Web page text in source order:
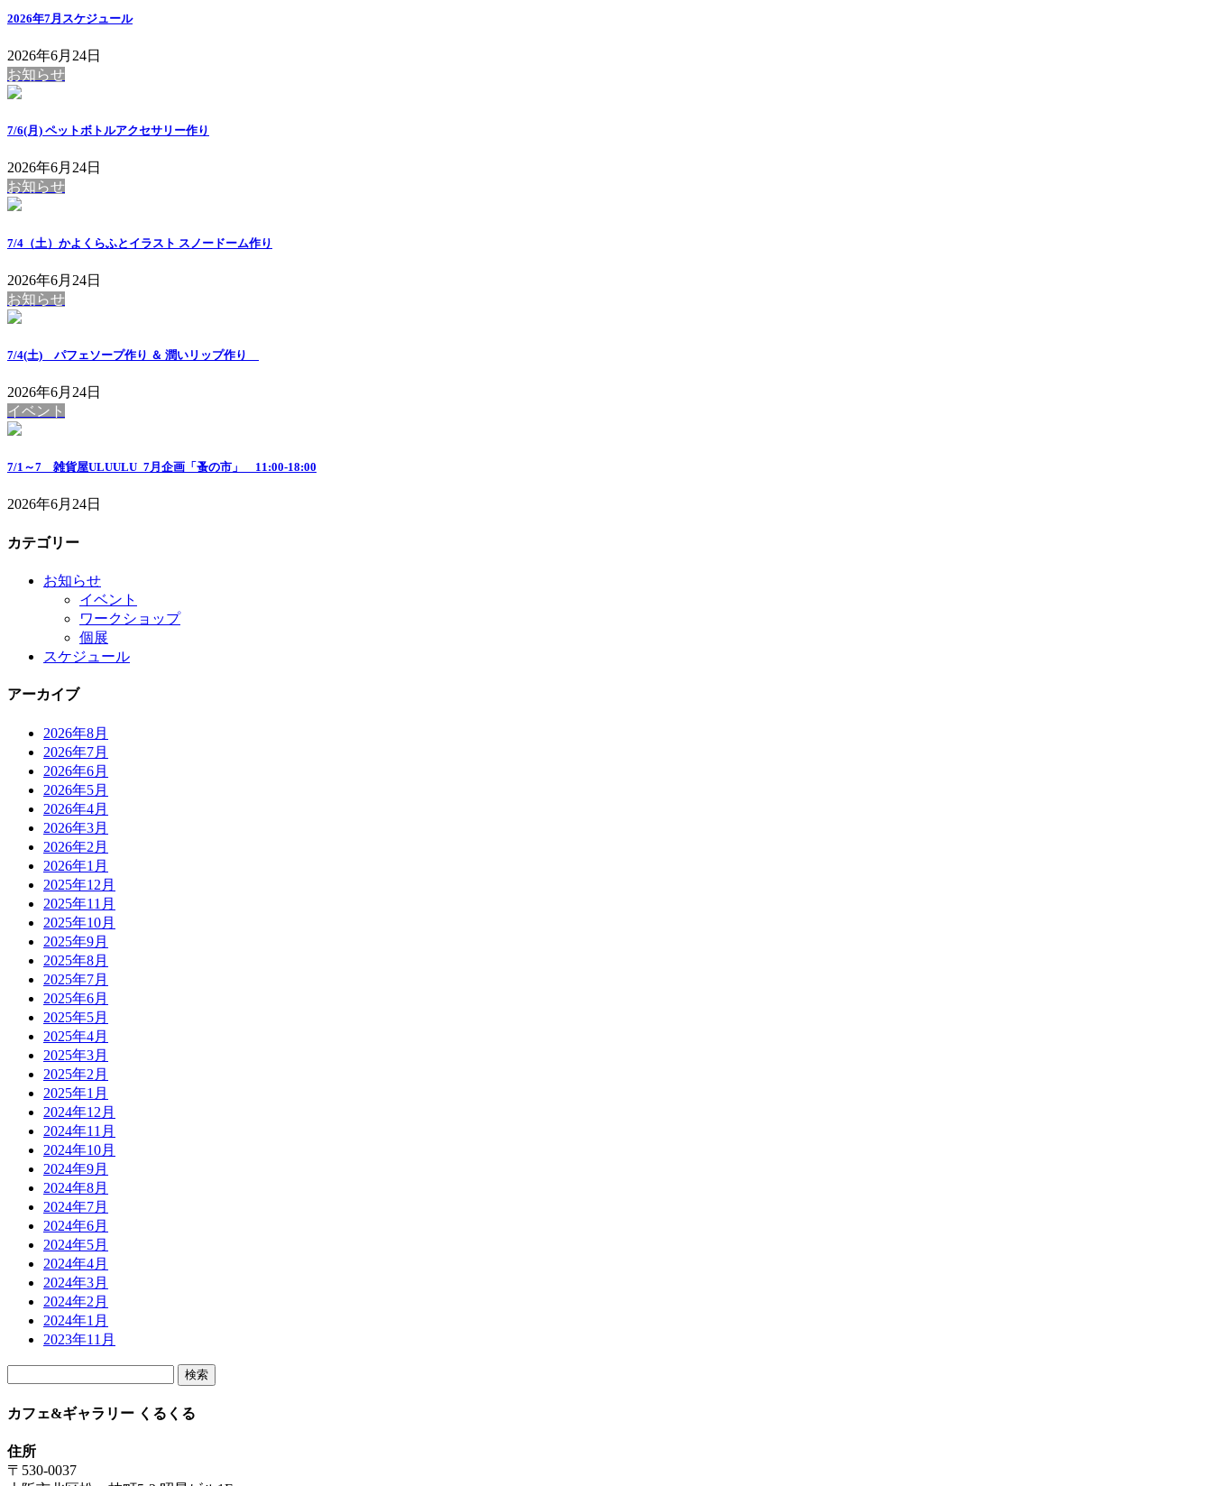
2026年7月スケジュール
2026年6月24日
お知らせ
7/6(月) ペットボトルアクセサリー作り
2026年6月24日
お知らせ
7/4（土）かよくらふとイラスト スノードーム作り
2026年6月24日
お知らせ
7/4(土) パフェソープ作り ＆ 潤いリップ作り
2026年6月24日
イベント
7/1～7 雑貨屋ULUULU_7月企画「蚤の市」 11:00-18:00
2026年6月24日
カテゴリー
お知らせ
イベント
ワークショップ
個展
スケジュール
アーカイブ
2026年8月
2026年7月
2026年6月
2026年5月
2026年4月
2026年3月
2026年2月
2026年1月
2025年12月
2025年11月
2025年10月
2025年9月
2025年8月
2025年7月
2025年6月
2025年5月
2025年4月
2025年3月
2025年2月
2025年1月
2024年12月
2024年11月
2024年10月
2024年9月
2024年8月
2024年7月
2024年6月
2024年5月
2024年4月
2024年3月
2024年2月
2024年1月
2023年11月
カフェ&ギャラリー くるくる
住所
〒530-0037